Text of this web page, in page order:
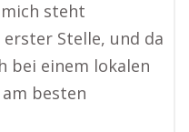
steht
Stelle, und da
bei einem lokalen
besten